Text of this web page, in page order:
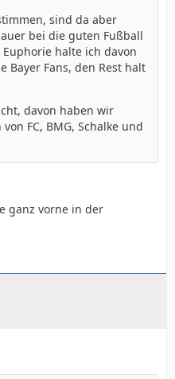
sind da aber
bei die guten Fußball
halte ich davon
Bayer Fans, den Rest halt
davon haben wir
FC, BMG, Schalke und
ganz vorne in der